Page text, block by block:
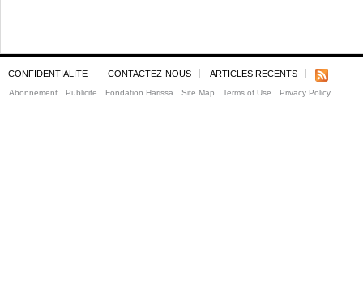
CONFIDENTIALITE CONTACTEZ-NOUS ARTICLES RECENTS
Abonnement Publicite Fondation Harissa Site Map Terms of Use Privacy Policy